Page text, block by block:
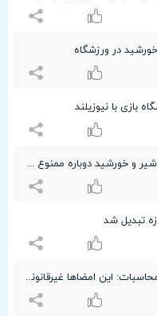
در ورزشگاه
بازی با نیوزیلند
با رأی فوری دادگاهی در لس‌آنجلس؛ پرچم شیر و خورشید دوباره ممنوع شد!
تبدیل شد
امضای ۲ مدیرعامل زیر سوال رفت / دیوان محاسبات: این امضاها غیرقانونی است